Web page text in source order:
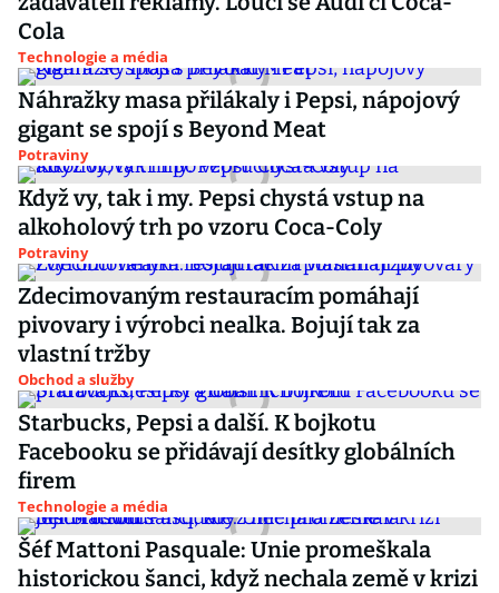
Cola
Technologie a média
Náhražky masa přilákaly i Pepsi, nápojový
gigant se spojí s Beyond Meat
Potraviny
Když vy, tak i my. Pepsi chystá vstup na
alkoholový trh po vzoru Coca-Coly
Potraviny
Zdecimovaným restauracím pomáhají
pivovary i výrobci nealka. Bojují tak za
vlastní tržby
Obchod a služby
Starbucks, Pepsi a další. K bojkotu
Facebooku se přidávají desítky globálních
firem
Technologie a média
Šéf Mattoni Pasquale: Unie promeškala
historickou šanci, když nechala země v krizi